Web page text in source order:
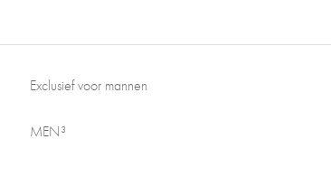
Exclusief voor mannen
MEN³